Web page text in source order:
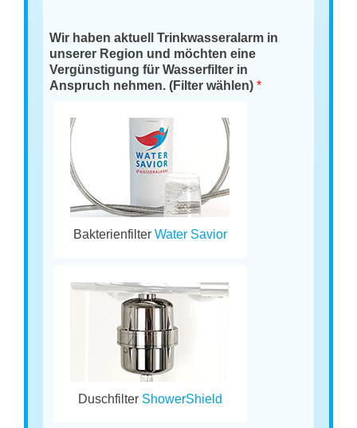
Wir haben aktuell Trinkwasseralarm in
unserer Region und möchten eine
Vergünstigung für Wasserfilter in
Anspruch nehmen. (Filter wählen)*
Bakterienfilter Water Savior
Duschfilter ShowerShield